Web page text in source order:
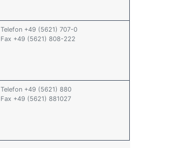
Telefon +49 (5621) 707-0
Fax +49 (5621) 808-222
Telefon +49 (5621) 880
Fax +49 (5621) 881027